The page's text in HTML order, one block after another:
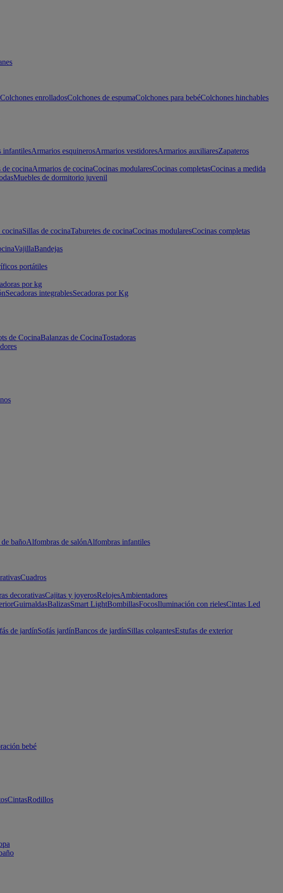
Colchones enrolladosColchones de espumaColchones para bebéColchones hinchables
infantilesArmarios esquinerosArmarios vestidoresArmarios auxiliaresZapateros
cocinaArmarios de cocinaCocinas modularesCocinas completasCocinas a medida
Muebles de dormitorio juvenil
cocinaSillas de cocinaTaburetes de cocinaCocinas modularesCocinas completas
VajillaBandejas
portátiles
por kg
Secadoras integrablesSecadoras por Kg
de CocinaBalanzas de CocinaTostadoras
bañoAlfombras de salónAlfombras infantiles
Cuadros
decorativasCajitas y joyerosRelojesAmbientadores
GuirnaldasBalizasSmart LightBombillasFocosIluminación con rielesCintas Led
de jardínSofás jardínBancos de jardínSillas colgantesEstufas de exterior
bebé
CintasRodillos